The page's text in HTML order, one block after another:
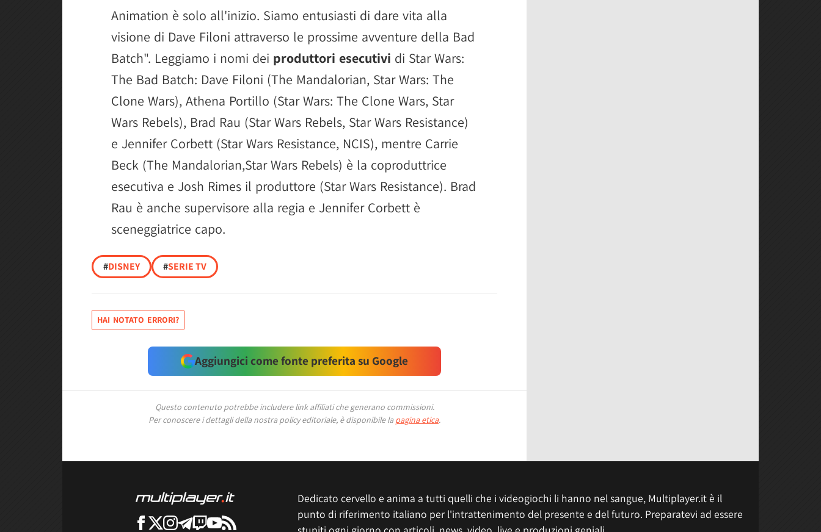
Animation è solo all'inizio. Siamo entusiasti di dare vita alla
visione di Dave Filoni attraverso le prossime avventure della Bad
Batch". Leggiamo i nomi dei produttori esecutivi di Star Wars:
The Bad Batch: Dave Filoni (The Mandalorian, Star Wars: The
Clone Wars), Athena Portillo (Star Wars: The Clone Wars, Star
Wars Rebels), Brad Rau (Star Wars Rebels, Star Wars Resistance)
e Jennifer Corbett (Star Wars Resistance, NCIS), mentre Carrie
Beck (The Mandalorian,Star Wars Rebels) è la coproduttrice
esecutiva e Josh Rimes il produttore (Star Wars Resistance). Brad
Rau è anche supervisore alla regia e Jennifer Corbett è
sceneggiatrice capo.
#DISNEY #SERIE TV
HAI NOTATO ERRORI?
Aggiungici come fonte preferita su Google
Questo contenuto potrebbe includere link affiliati che generano commissioni.
Per conoscere i dettagli della nostra policy editoriale, è disponibile la pagina etica.
Dedicato cervello e anima a tutti quelli che i videogiochi li hanno nel sangue, Multiplayer.it è il
punto di riferimento italiano per l'intrattenimento del presente e del futuro. Preparatevi ad essere